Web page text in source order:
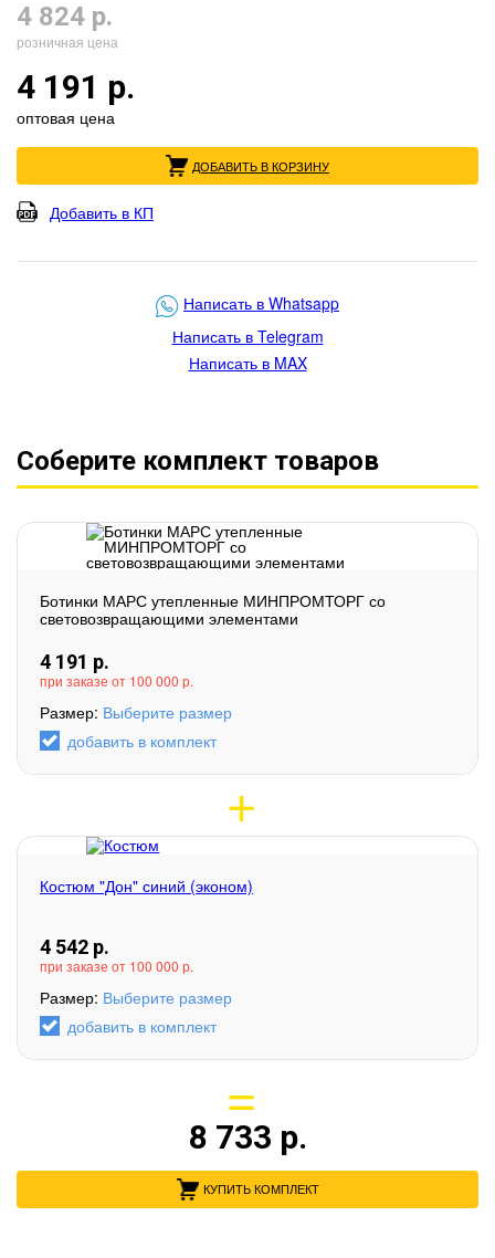
4 824 р.
розничная цена
4 191 р.
оптовая цена
ДОБАВИТЬ В КОРЗИНУ
Добавить в КП
Написать в Whatsapp
Написать в Telegram
Написать в MAX
Соберите комплект товаров
Ботинки МАРС утепленные МИНПРОМТОРГ со
световозвращающими элементами
4 191 р.
при заказе от 100 000 р.
Размер: Выберите размер
добавить в комплект
Костюм "Дон" синий (эконом)
4 542 р.
при заказе от 100 000 р.
Размер: Выберите размер
добавить в комплект
8 733 р.
КУПИТЬ КОМПЛЕКТ